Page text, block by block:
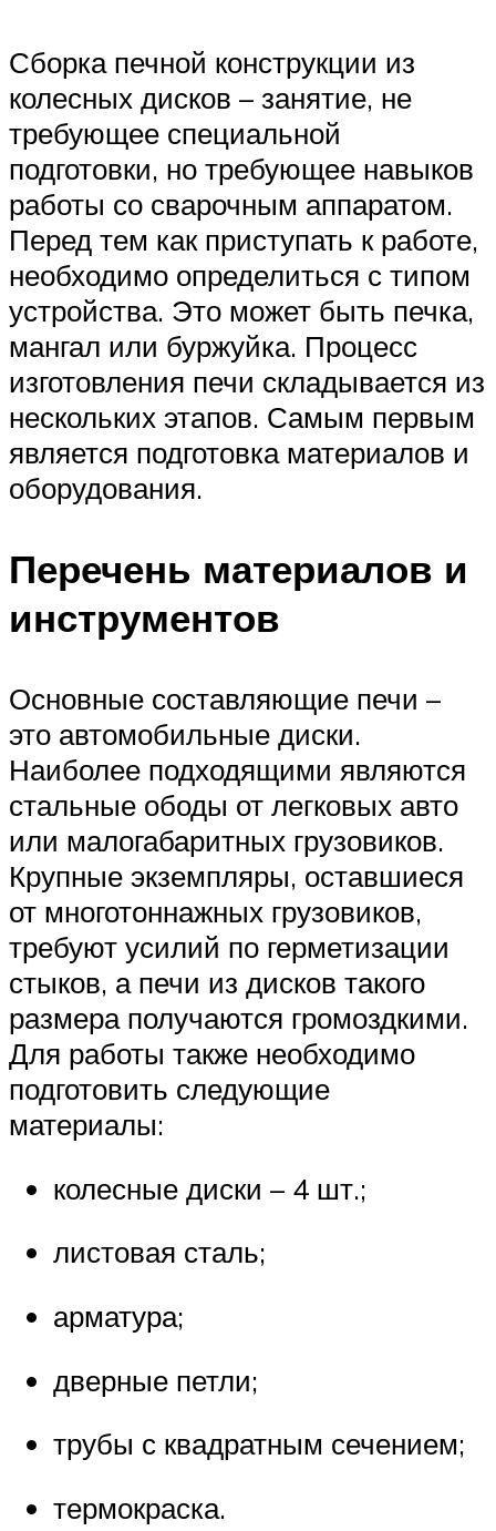
Сборка печной конструкции из
колесных дисков – занятие, не
требующее специальной
подготовки, но требующее навыков
работы со сварочным аппаратом.
Перед тем как приступать к работе,
необходимо определиться с типом
устройства. Это может быть печка,
мангал или буржуйка. Процесс
изготовления печи складывается из
нескольких этапов. Самым первым
является подготовка материалов и
оборудования.
Перечень материалов и
инструментов
Основные составляющие печи –
это автомобильные диски.
Наиболее подходящими являются
стальные ободы от легковых авто
или малогабаритных грузовиков.
Крупные экземпляры, оставшиеся
от многотоннажных грузовиков,
требуют усилий по герметизации
стыков, а печи из дисков такого
размера получаются громоздкими.
Для работы также необходимо
подготовить следующие
материалы:
колесные диски – 4 шт.;
листовая сталь;
арматура;
дверные петли;
трубы с квадратным сечением;
термокраска.